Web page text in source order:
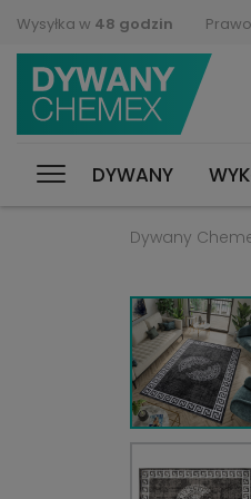
Wysyłka w 48 godzin
DYWANY
Dywany